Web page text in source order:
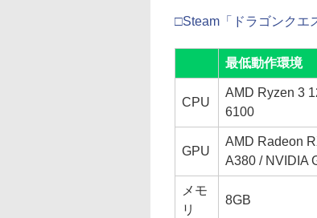
□Steam「ドラゴンクエ
最低動作環境
CPU
AMD Ryzen 3
6100
GPU
AMD Radeon
A380 / NVIDIA
メモ
リ
8GB